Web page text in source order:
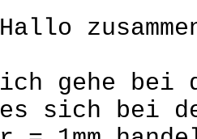
Hallo
ich gehe bei
es sich bei